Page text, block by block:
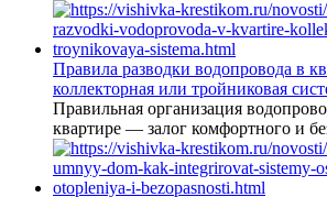
Правила разводки водопровода в
коллекторная или тройниковая
Правильная организация
квартире — залог комфортного и